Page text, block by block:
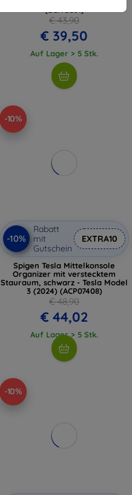
€ 43,90
€ 39,50
Auf Lager > 5 Stk.
-10%
-10%
Rabatt
mit
Gutschein
EXTRA10
Spigen Tesla Mittelkonsole
Organizer mit verstecktem
Stauraum, schwarz - Tesla Model
3 (2024) (ACP07408)
€ 48,90
€ 44,02
Auf Lager > 5 Stk.
-10%